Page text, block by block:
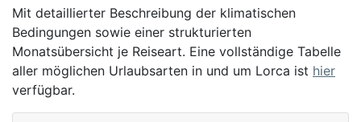
Mit detaillierter Beschreibung der klimatischen
Bedingungen sowie einer strukturierten
Monatsübersicht je Reiseart. Eine vollständige Tabelle
aller möglichen Urlaubsarten in und um Lorca ist hier
verfügbar.